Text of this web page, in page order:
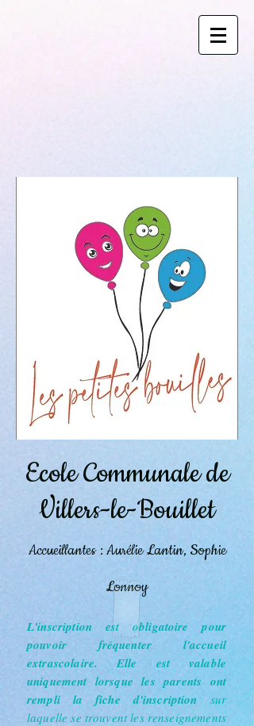
Ecole Communale de
Villers-le-Bouillet
Accueillantes : Aurélie Lantin, Sophie
Lonnoy
L'inscription est obligatoire pour
pouvoir fréquenter l'accueil
extrascolaire. Elle est valable
uniquement lorsque les parents ont
rempli la fiche d'inscription sur
laquelle se trouvent les renseignements